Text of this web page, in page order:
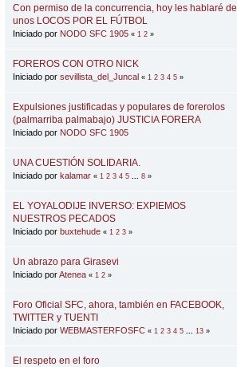
Con permiso de la concurrencia, hoy les hablaré de
unos LOCOS POR EL FÚTBOL
Iniciado por NODO SFC 1905 « 1 2 »
FOREROS CON OTRO NICK
Iniciado por sevillista_del_Juncal « 1 2 3 4 5 »
Expulsiones justificadas y populares de forerolos
(palmarriba palmabajo) JUSTICIA FORERA
Iniciado por NODO SFC 1905
UNA CUESTIÓN SOLIDARIA.
Iniciado por kalamar « 1 2 3 4 5 8 »
EL YOYALODIJE INVERSO: EXPIEMOS
NUESTROS PECADOS
Iniciado por buxtehude « 1 2 3 »
Un abrazo para Girasevi
Iniciado porAtenea « 1 2 »
Foro Oficial SFC, ahora, también en FACEBOOK,
TWITTER y TUENTI
Iniciado por WEBMASTERFOSFC « 1 2 3 4 5 13 »
El respeto en el foro